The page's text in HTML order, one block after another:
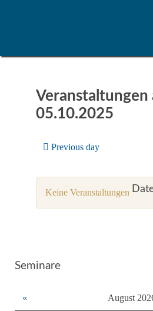
Veranstaltungen
05.10.2025
Previous day
Keine Veranstaltungen
Seminare
« August